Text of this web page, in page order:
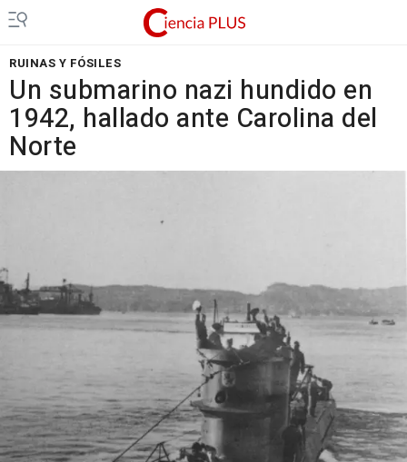
RUINAS Y FÓSILES
Un submarino nazi hundido en
1942, hallado ante Carolina del
Norte